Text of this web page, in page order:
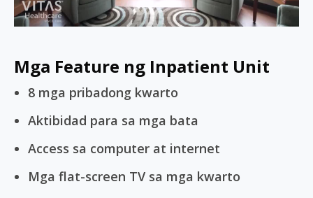
Mga Feature ng Inpatient Unit
8 mga pribadong kwarto
Aktibidad para sa mga bata
Access sa computer at internet
Mga flat-screen TV sa mga kwarto